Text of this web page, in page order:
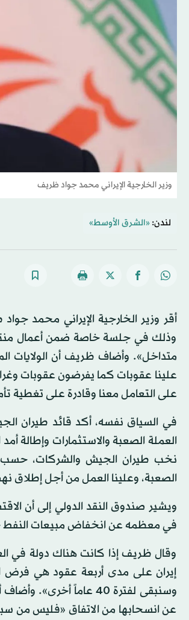
وزير الخارجية الإيراني محمد جواد ظريف
لندن: «الشرق الأوسط»
أقر وزير الخارجية الإيراني محمد
وذلك في جلسة خاصة ضمن أعمال
متداخل». وأضاف ظريف أن الولايات
علينا عقوبات كما يفرضون عقوبات
على التعامل معنا وقادرة على تغطية
في السياق نفسه، أكد قائد طيران
العملة الصعبة والاستثمارات وإطالة
نخب طيران الجيش والشركات، حسب
الصعبة، وعلينا العمل من أجل إطلاق
في معظمه عن انخفاض مبيعات النفط
وقال ظريف إذا كانت هناك دولة في
إيران على مدى أربعة عقود هي فرض
وسنبقى لفترة 40 عاماً
عن انسحابها من الاتفاق «فليس من